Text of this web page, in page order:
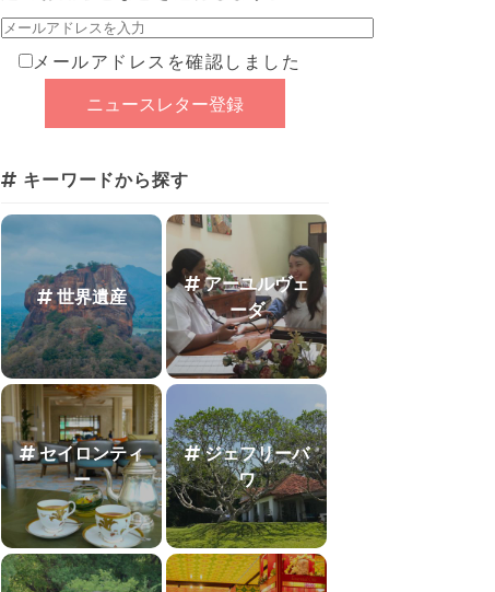
メールアドレスを確認しました
キーワードから探す
世界遺産
アーユルヴェ
ーダ
セイロンティ
ー
ジェフリーバ
ワ